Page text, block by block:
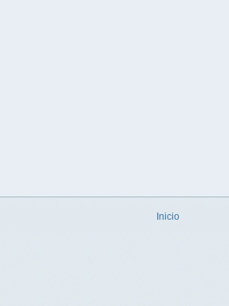
Inicio